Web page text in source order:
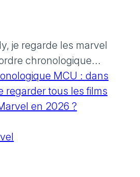
je regarde les marvel
chronologique...
MCU : dans
regarder tous les films
en 2026 ?